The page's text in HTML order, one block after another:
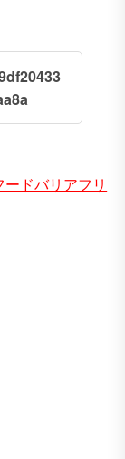
ドバリアフリ